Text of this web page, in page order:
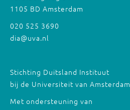
1105 BD Amsterdam
020 525 3690
dia@uva.nl
Stichting Duitsland Instituut
bij de Universiteit van Amsterdam
Met ondersteuning van